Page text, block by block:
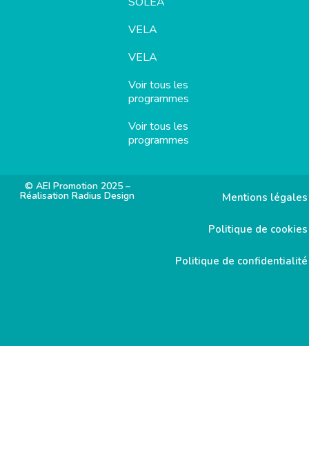
VELA
VELA
Voir tous les
programmes
Voir tous les
programmes
© AEI Promotion 2025 –
Réalisation Radius Design Mentions légales
Politique de cookies
Politique de confidentialité